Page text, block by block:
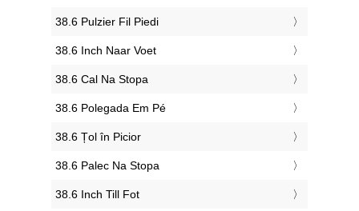
‎38.6 Pulzier Fil Piedi
‎38.6 Inch Naar Voet
‎38.6 Cal Na Stopa
‎38.6 Polegada Em Pé
‎38.6 Țol în Picior
‎38.6 Palec Na Stopa
‎38.6 Inch Till Fot